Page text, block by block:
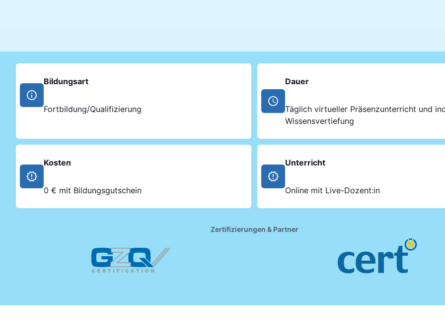
Bildungsart
Fortbildung/Qualifizierung
Dauer
Täglich virtueller Präsenzunterricht und
Wissensvertiefung
Kosten
0 € mit Bildungsgutschein
Unterricht
Online mit Live-Dozent:in
Zertifizierungen & Partner